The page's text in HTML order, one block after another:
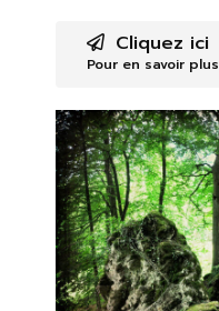
Cliquez ici
Pour en savoir plus